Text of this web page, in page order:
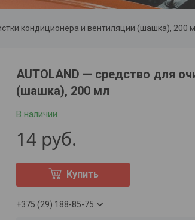
кондиционера и вентиляции (шашка), 200
AUTOLAND — средство для
(шашка), 200 мл
В наличии
14 руб.
Купить
+375 (29) 188-85-75